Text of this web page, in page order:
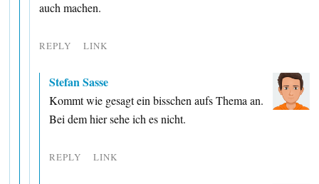
auch machen.
REPLY LINK
Stefan Sasse
Kommt wie gesagt ein bisschen aufs Thema an.
Bei dem hier sehe ich es nicht.
REPLY LINK